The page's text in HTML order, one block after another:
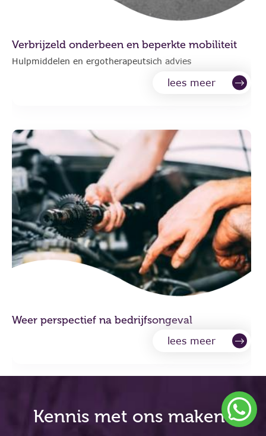
Verbrijzeld onderbeen en beperkte mobiliteit
Hulpmiddelen en ergotherapeutsich advies
lees meer
Weer perspectief na bedrijfsongeval
lees meer
Kennis met ons maken?